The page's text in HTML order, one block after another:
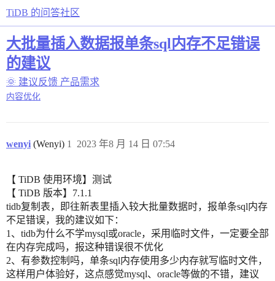
TiDB 的问答社区
大批量插入数据报单条sql内存不足错误
的建议
🌞 建议反馈 产品需求
内容优化
wenyi (Wenyi) 2023 年8 月 14 日 07:54
1
【 TiDB 使用环境】测试
【 TiDB 版本】7.1.1
tidb复制表，即往新表里插入较大批量数据时，报单条sql内存
不足错误，我的建议如下：
1、tidb为什么不学mysql或oracle，采用临时文件，一定要全部
在内存完成吗，报这种错误很不优化
2、有参数控制吗，单条sql内存使用多少内存就写临时文件，
这样用户体验好，这点感觉mysql、oracle等做的不错，建议